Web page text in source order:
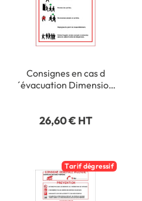
Consignes en cas d
´évacuation Dimension
26,60 € HT
Tarif dégressif